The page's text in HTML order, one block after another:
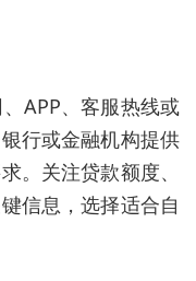
APP、客服热线或
行或金融机构提供
。关注贷款额度、
信息，选择适合自